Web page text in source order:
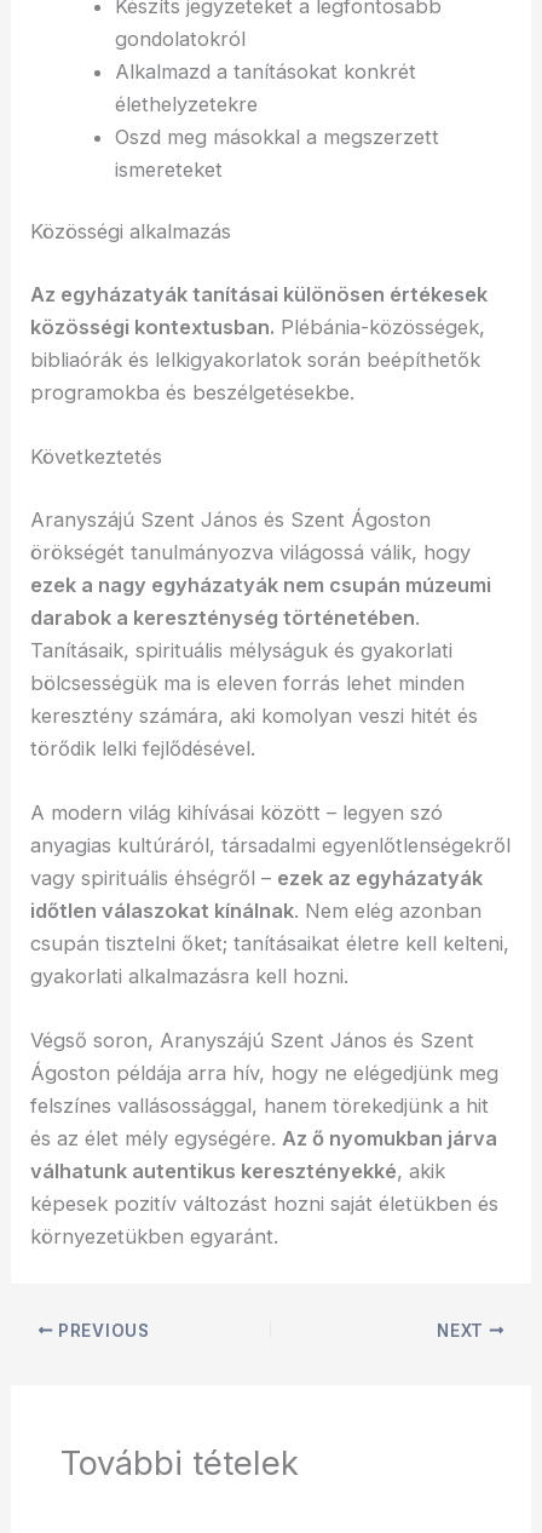
Készíts jegyzeteket a legfontosabb
gondolatokról
Alkalmazd a tanításokat konkrét
élethelyzetekre
Oszd meg másokkal a megszerzett
ismereteket
Közösségi alkalmazás
Az egyházatyák tanításai különösen értékesek
közösségi kontextusban. Plébánia-közösségek,
bibliaórák és lelkigyakorlatok során beépíthetők
programokba és beszélgetésekbe.
Következtetés
Aranyszájú Szent János és Szent Ágoston
örökségét tanulmányozva világossá válik, hogy
ezek a nagy egyházatyák nem csupán múzeumi
darabok a kereszténység történetében.
Tanításaik, spirituális mélyságuk és gyakorlati
bölcsességük ma is eleven forrás lehet minden
keresztény számára, aki komolyan veszi hitét és
törődik lelki fejlődésével.
A modern világ kihívásai között – legyen szó
anyagias kultúráról, társadalmi egyenlőtlenségekről
vagy spirituális éhségről – ezek az egyházatyák
időtlen válaszokat kínálnak. Nem elég azonban
csupán tisztelni őket; tanításaikat életre kell kelteni,
gyakorlati alkalmazásra kell hozni.
Végső soron, Aranyszájú Szent János és Szent
Ágoston példája arra hív, hogy ne elégedjünk meg
felszínes vallásossággal, hanem törekedjünk a hit
és az élet mély egységére.Az ő nyomukban járva
válhatunk autentikus keresztényekké, akik
képesek pozitív változást hozni saját életükben és
környezetükben egyaránt.
PREVIOUS NEXT
További tételek